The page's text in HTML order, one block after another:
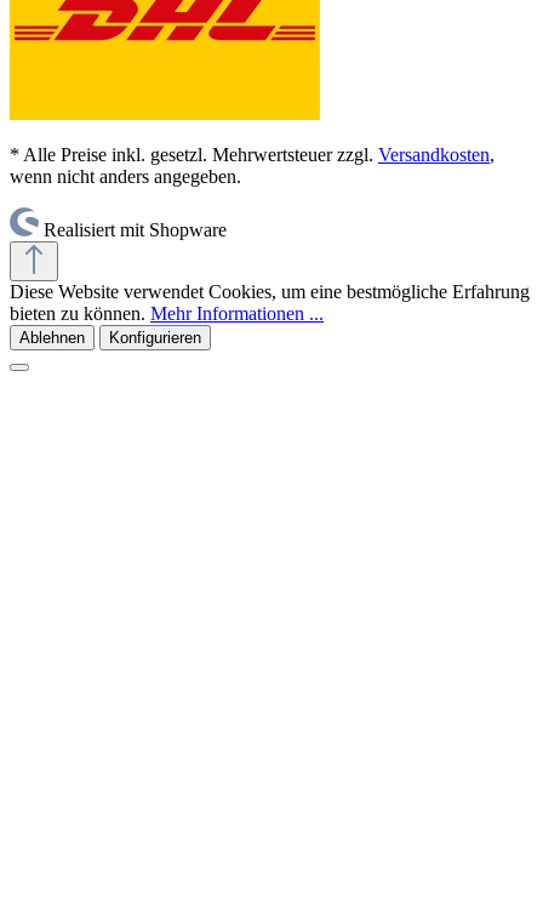
* Alle Preise inkl. gesetzl. Mehrwertsteuer zzgl. Versandkosten,
wenn nicht anders angegeben.
Realisiert mit Shopware
Diese Website verwendet Cookies, um eine bestmögliche Erfahrung
bieten zu können. Mehr Informationen ...
Ablehnen Konfigurieren